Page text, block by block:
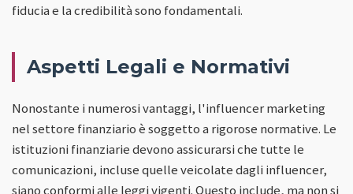
fiducia e la credibilità sono fondamentali.
Aspetti Legali e Normativi
Nonostante i numerosi vantaggi, l'influencer marketing
nel settore finanziario è soggetto a rigorose normative. Le
istituzioni finanziarie devono assicurarsi che tutte le
comunicazioni, incluse quelle veicolate dagli influencer,
siano conformi alle leggi vigenti. Questo include, ma non si